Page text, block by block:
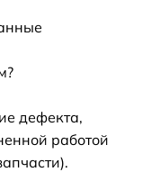
дефекта,
работой